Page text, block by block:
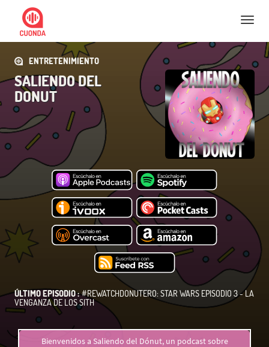
Nav
ENTRETENIMIENTO
SALIENDO DEL
DONUT
ÚLTIMO EPISODIO : #REWATCHDONUTERO: STAR WARS EPISODIO 3 - LA
VENGANZA DE LOS SITH
Bienvenidos a Saliendo del Dónut, un podcast sobre